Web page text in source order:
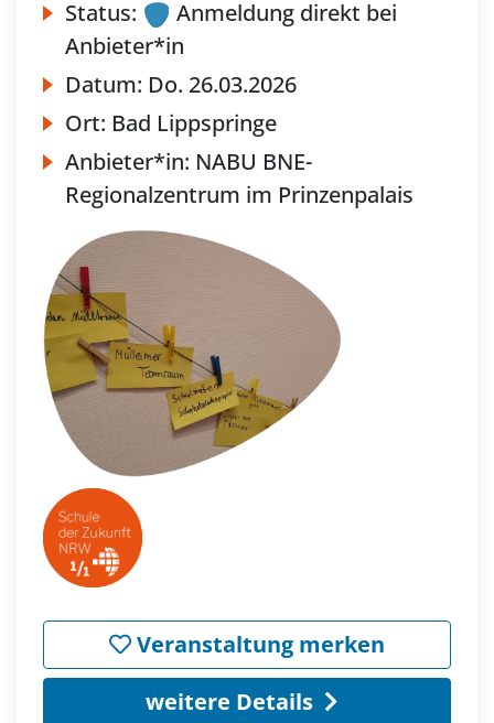
Status:
Anmeldung direkt bei
Anbieter*in
Datum: Do. 26.03.2026
Ort: Bad Lippspringe
Anbieter*in: NABU BNE-
Regionalzentrum im Prinzenpalais
Veranstaltung merken
weitere Details